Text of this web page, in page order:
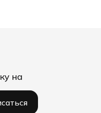
на